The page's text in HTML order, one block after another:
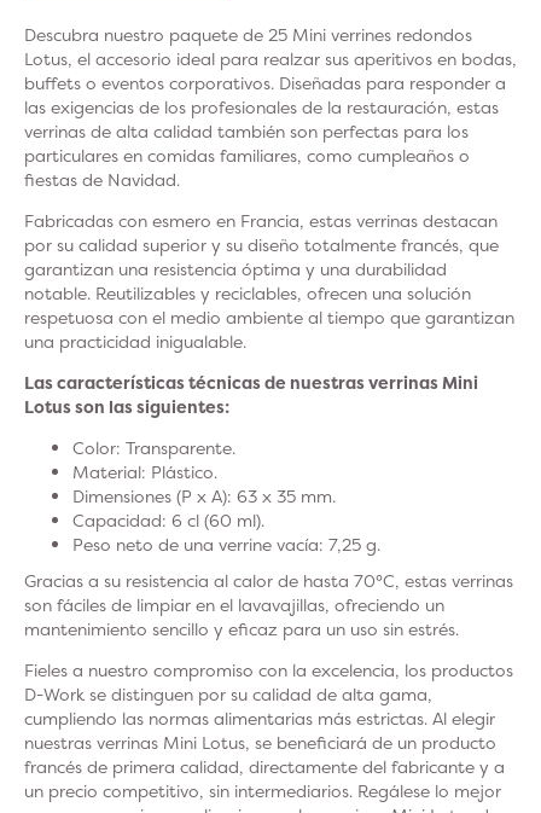
Descubra nuestro paquete de 25 Mini verrines redondos
Lotus, el accesorio ideal para realzar sus aperitivos en bodas,
buffets o eventos corporativos. Diseñadas para responder a
las exigencias de los profesionales de la restauración, estas
verrinas de alta calidad también son perfectas para los
particulares en comidas familiares, como cumpleaños o
fiestas de Navidad.
Fabricadas con esmero en Francia, estas verrinas destacan
por su calidad superior y su diseño totalmente francés, que
garantizan una resistencia óptima y una durabilidad
notable. Reutilizables y reciclables, ofrecen una solución
respetuosa con el medio ambiente al tiempo que garantizan
una practicidad inigualable.
Las características técnicas de nuestras verrinas Mini
Lotus son las siguientes:
Color: Transparente.
Material: Plástico.
Dimensiones (P x A): 63 x 35 mm.
Capacidad: 6 cl (60 ml).
Peso neto de una verrine vacía: 7,25 g.
Gracias a su resistencia al calor de hasta 70°C, estas verrinas
son fáciles de limpiar en el lavavajillas, ofreciendo un
mantenimiento sencillo y eficaz para un uso sin estrés.
Fieles a nuestro compromiso con la excelencia, los productos
D-Work se distinguen por su calidad de alta gama,
cumpliendo las normas alimentarias más estrictas. Al elegir
nuestras verrinas Mini Lotus, se beneficiará de un producto
francés de primera calidad, directamente del fabricante y a
un precio competitivo, sin intermediarios. Regálese lo mejor